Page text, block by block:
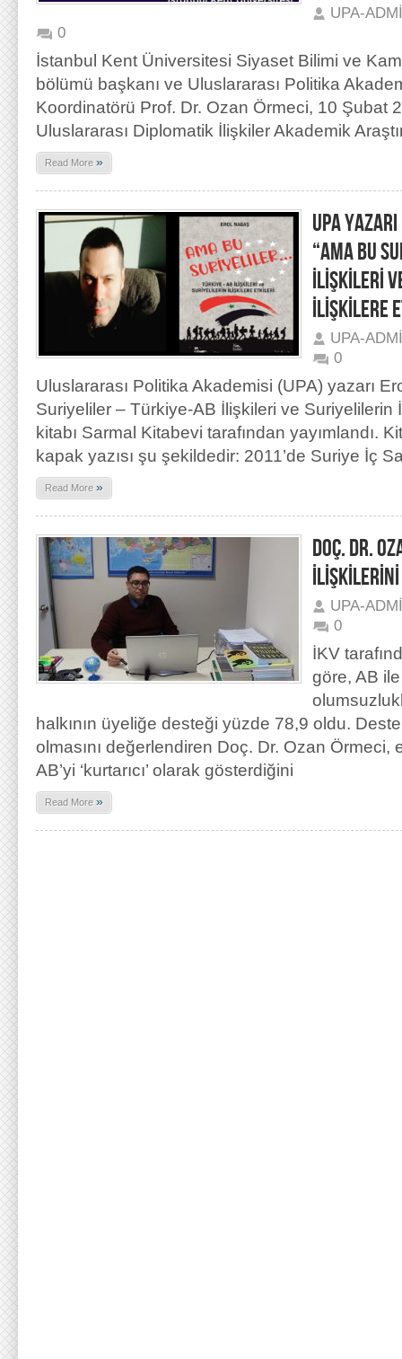
UPA-
0
İstanbul Kent Üniversitesi Siyaset Bilimi ve
bölümü başkanı ve Uluslararası Politika
Koordinatörü Prof. Dr. Ozan Örmeci, 10 Şubat
Uluslararası Diplomatik İlişkiler Akademik
Read More »
UPA
“AMA BU
İLİŞKİLERİ
İLİŞKİLERE
UPA-
0
Uluslararası Politika Akademisi (UPA) yazarı
Suriyeliler – Türkiye-AB İlişkileri ve Suriyelilerin
kitabı Sarmal Kitabevi tarafından yayımlandı.
kapak yazısı şu şekildedir: 2011’de Suriye İç
Read More »
DOÇ. DR.
UPA-
0
İKV
göre, AB
halkının üyeliğe desteği yüzde 78,9 oldu.
olmasını değerlendiren Doç. Dr. Ozan Örmeci,
AB’yi ‘kurtarıcı’ olarak gösterdiğini
Read More »